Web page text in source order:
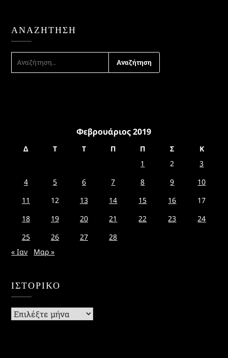
ΑΝΑΖΉΤΗΣΗ
ΓΙΑ:
Φεβρουάριος 2019
Δ Τ Τ Π Π Σ
Κ
1
2
3
4
5 6 7 8 9
10
11
12 13 14 15 16
17
18
19 20 21 22 23
24
25
26 27
28
« Ιαν
Μαρ »
ΙΣΤΟΡΙΚΌ
Ιστορικό